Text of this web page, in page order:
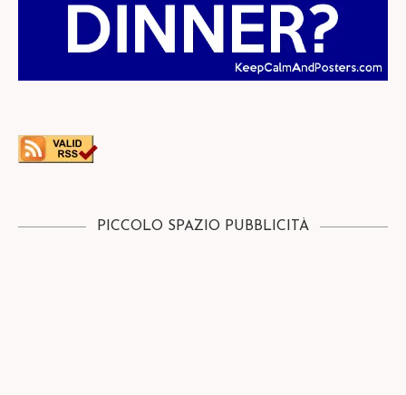
PICCOLO SPAZIO PUBBLICITÀ